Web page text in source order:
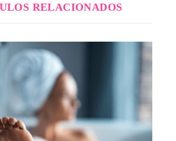
RELACIONADOS